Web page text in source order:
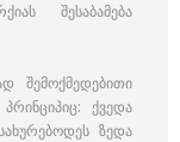
შესაბამება
შემოქმედებითი
ქვედა
ზედა